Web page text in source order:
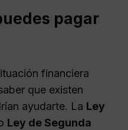
pagar
financiera
que existen
ayudarte. La Ley
Ley de Segunda